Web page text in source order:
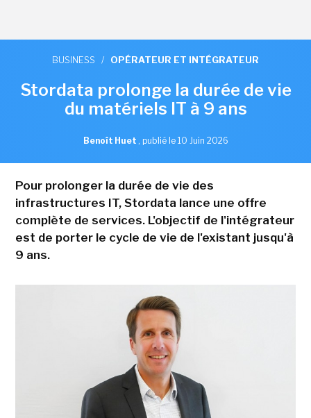
BUSINESS / OPÉRATEUR ET INTÉGRATEUR
Stordata prolonge la durée de vie
du matériels IT à 9 ans
Benoît Huet , publié le 10 Juin 2026
Pour prolonger la durée de vie des
infrastructures IT, Stordata lance une offre
complète de services. L'objectif de l'intégrateur
est de porter le cycle de vie de l'existant jusqu'à
9 ans.